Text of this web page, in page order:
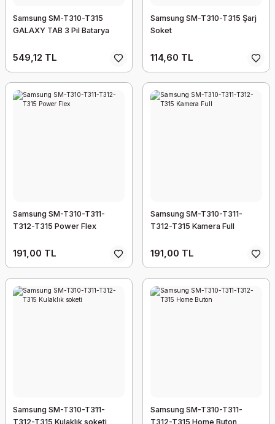
Samsung SM-T310-T315
GALAXY TAB 3 Pil Batarya
549,12 TL
Samsung SM-T310-T315 Şarj
Soket
114,60 TL
Samsung SM-T310-T311-
T312-T315 Power Flex
191,00 TL
Samsung SM-T310-T311-
T312-T315 Kamera Full
191,00 TL
Samsung SM-T310-T311-
T312-T315 Kulaklık soketi
Samsung SM-T310-T311-
T312-T315 Home Buton